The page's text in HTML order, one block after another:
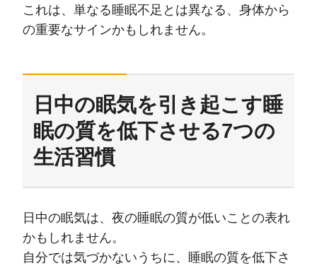
これは、単なる睡眠不足とは異なる、身体から
の重要なサインかもしれません。
日中の眠気を引き起こす睡
眠の質を低下させる7つの
生活習慣
日中の眠気は、夜の睡眠の質が低いことの表れ
かもしれません。
自分では気づかないうちに、睡眠の質を低下さ